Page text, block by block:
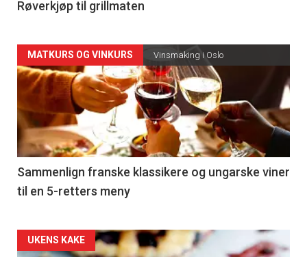
4
Røverkjøp til grillmaten
Forsiden
akkurat
nå
-
5
MATKURS OG VINKURS Vinsmaking i Oslo
Sammenlign franske klassikere og ungarske viner
til en 5-retters meny
Forsiden
UKENS KAKE